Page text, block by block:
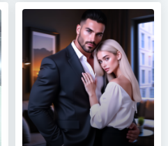
делаю шаг вперёд. –
Пожалуйста, прости меня. Не
держи на меня зла. Он
оборачивается. Глаза –
чёрные дыры. – Нет, Жень,
так не получится. Я зол. Я...